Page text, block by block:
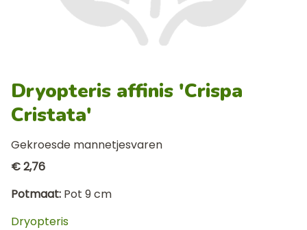
Dryopteris affinis 'Crispa
Cristata'
Gekroesde mannetjesvaren
€ 2,76
Potmaat Pot 9 cm
Dryopteris